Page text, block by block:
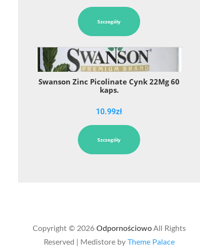
Szczegóły
Swanson Zinc Picolinate Cynk 22Mg 60
kaps.
10.99zł
Szczegóły
Copyright © 2026 OdpornościowoAll Rights
Reserved | Medistore by Theme Palace